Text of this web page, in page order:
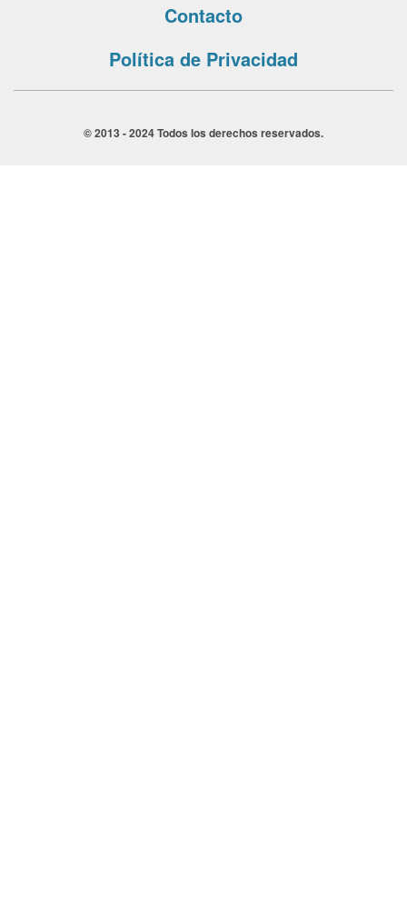
Contacto
Política de Privacidad
© 2013 - 2024 Todos los derechos reservados.